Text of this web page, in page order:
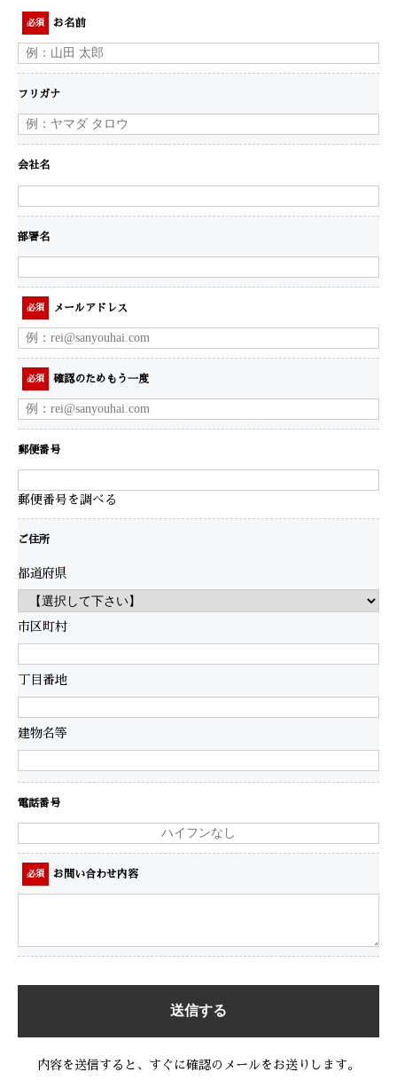
必須 お名前
フリガナ
会社名
部署名
必須 メールアドレス
必須 確認のためもう一度
郵便番号
郵便番号を調べる
ご住所
都道府県
市区町村
丁目番地
建物名等
電話番号
必須 お問い合わせ内容
送信する
内容を送信すると、すぐに確認のメールをお送りします。